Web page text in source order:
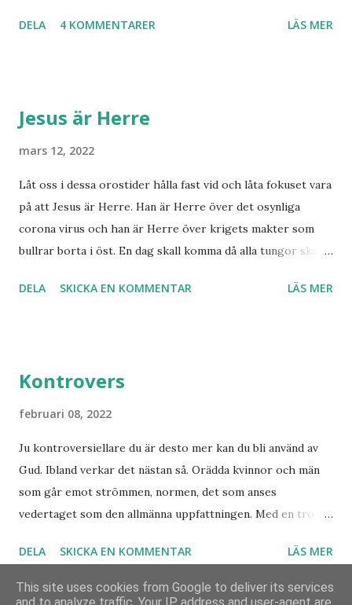
särskilt långt kvar till Jesu tillkommelse. Finns det något
i Norge sett tredje världskriget bryta ut någon koppling
och gudsmannen Anton Johanson såg många syner och
uppenbarelser som redan skedde under hans egen levnad.
Han dog 1928. Skandinavien har knappast haft någon profet
av hans kaliber när det gäller drömmar och syner som just
han såg angåe...
DELA 4 KOMMENTARER LÄS MER
Jesus är Herre
mars 12, 2022
Låt oss i dessa orostider hålla fast vid och låta fokuset vara
på att Jesus är Herre. Han är Herre över det osynliga
corona virus och han är Herre över krigets makter som
bullrar borta i öst. En dag skall komma då alla tungor skall
jorden att Jesus Kristus är Herre! Ära Halleluja! Detta är
DELA SKICKA EN KOMMENTAR LÄS MER
Kontrovers
februari 08, 2022
Ju kontroversiellare du är desto mer kan du bli använd av
Gud. Ibland verkar det nästan så. Orädda kvinnor och män
som går emot strömmen, normen, det som anses
vedertaget som den allmänna uppfattningen. Med en tro
dess fästen. Vad skulle Sverige ha varit utan alla dem som
vågade satsa? Som beslutade våga göra det som de brann
för trots att de var utan pengar, utan fungerande skyddsnät
DELA SKICKA EN KOMMENTAR LÄS MER
This site uses cookies from Google to deliver its services